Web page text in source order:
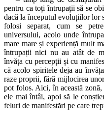
pentru ca toți întrupații să se
dacă la începutul evoluțiilor lor
folosi separat, cum se
universului, acolo unde
mare mare și experiență mult
întrupații nici nu au atât de
învăța cu percepții și cu
că acolo spiritele deja au
raze proprii, fără mijlocirea
pot folos. Aici, în această zonă,
ele mai întâi, apoi să le
feluri de manifestări pe care